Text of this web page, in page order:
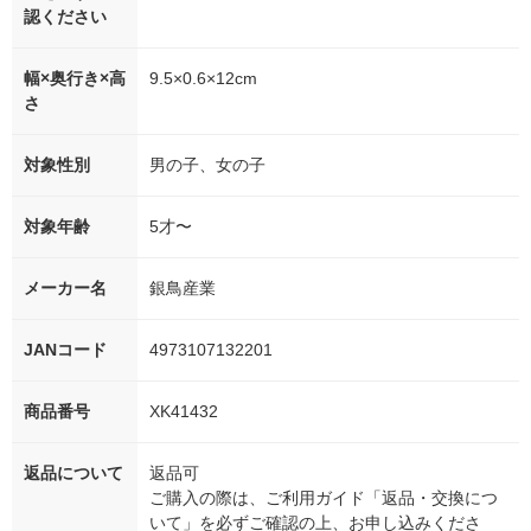
認ください
幅×奥行き×高
さ
9.5×0.6×12cm
対象性別 男の子、女の子
対象年齢 5才〜
メーカー名 銀鳥産業
JANコード 4973107132201
商品番号 XK41432
返品について
返品可
ご購入の際は、ご利用ガイド「返品・交換につ
いて」を必ずご確認の上、お申し込みくださ